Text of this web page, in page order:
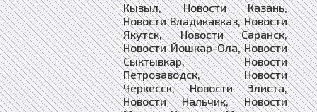
Кызыл, Новости Казань,
Новости Владикавказ, Новости
Якутск, Новости Саранск,
Новости Йошкар-Ола, Новости
Сыктывкар, Новости
Петрозаводск, Новости
Черкесск, Новости Элиста,
Новости Нальчик, Новости